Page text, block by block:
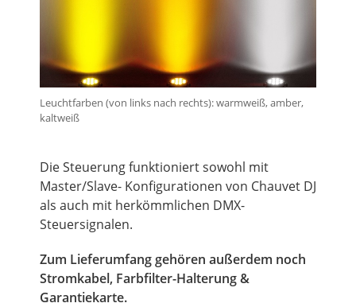
Leuchtfarben (von links nach rechts): warmweiß, amber,
kaltweiß
Die Steuerung funktioniert sowohl mit
Master/Slave- Konfigurationen von Chauvet DJ
als auch mit herkömmlichen DMX-
Steuersignalen.
Zum Lieferumfang gehören außerdem noch
Stromkabel, Farbfilter-Halterung &
Garantiekarte.